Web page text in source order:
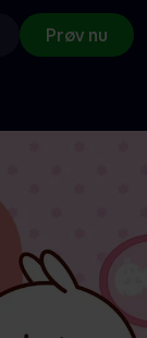
Prøv nu